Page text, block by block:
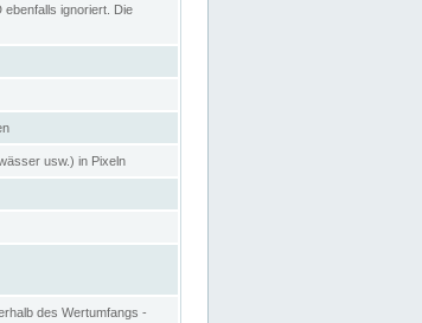
ignoriert. Die
usw.) in Pixeln
des Wertumfangs -